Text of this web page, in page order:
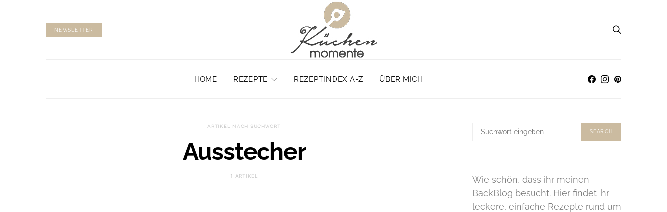
NEWSLETTER
HOME REZEPTE REZEPTINDEX A-Z ÜBER MICH
ARTIKEL NACH SUCHWORT
Ausstecher
1 ARTIKEL
SUCHE
SEARCH
Wie schön, dass ihr meinen
BackBlog besucht. Hier findet ihr
leckere, einfache Rezepte rund um